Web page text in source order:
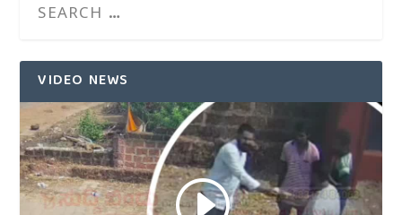
VIDEO NEWS